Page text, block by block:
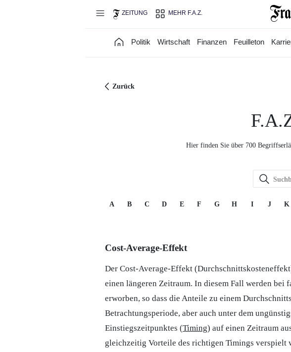
ZEITUNG MEHR F.A.Z.
Politik Wirtschaft Finanzen Feuilleton
Zurück
Hier finden Sie über 700
A B C D E F G H I J K
Cost-Average-Effekt
Der Cost-Average-Effekt
einen längeren Zeitraum. In diesem Fall werden bei
erworben, so dass die Anteile zu einem
Betrachtungsperiode, aber auch unter dem
Einstiegszeitpunktes (Timing) auf einen Zeitraum
gleichzeitig Vorteile des richtigen Timings verspielt